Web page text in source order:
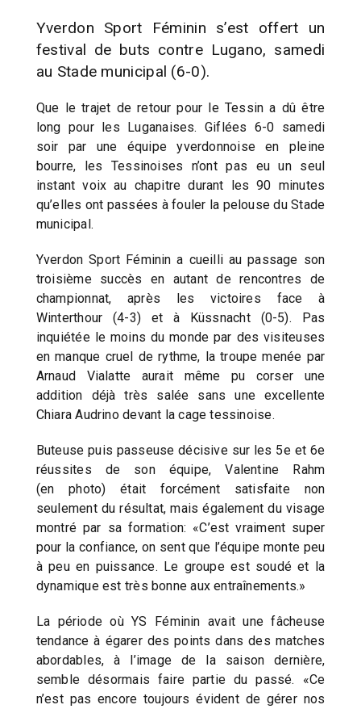
Yverdon Sport Féminin s’est offert un
festival de buts contre Lugano, samedi
au Stade municipal (6-0).
Que le trajet de retour pour le Tessin a dû être
long pour les Luganaises. Giflées 6-0 samedi
soir par une équipe yverdonnoise en pleine
bourre, les Tessinoises n’ont pas eu un seul
instant voix au chapitre durant les 90 minutes
qu’elles ont passées à fouler la pelouse du Stade
municipal.
Yverdon Sport Féminin a cueilli au passage son
troisième succès en autant de rencontres de
championnat, après les victoires face à
Winterthour (4-3) et à Küssnacht (0-5). Pas
inquiétée le moins du monde par des visiteuses
en manque cruel de rythme, la troupe menée par
Arnaud Vialatte aurait même pu corser une
addition déjà très salée sans une excellente
Chiara Audrino devant la cage tessinoise.
Buteuse puis passeuse décisive sur les 5e et 6e
réussites de son équipe, Valentine Rahm
(en photo) était forcément satisfaite non
seulement du résultat, mais également du visage
montré par sa formation: «C’est vraiment super
pour la confiance, on sent que l’équipe monte peu
à peu en puissance. Le groupe est soudé et la
dynamique est très bonne aux entraînements.»
La période où YS Féminin avait une fâcheuse
tendance à égarer des points dans des matches
abordables, à l’image de la saison dernière,
semble désormais faire partie du passé. «Ce
n’est pas encore toujours évident de gérer nos